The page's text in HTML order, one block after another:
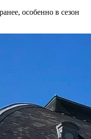
особенно в сезон